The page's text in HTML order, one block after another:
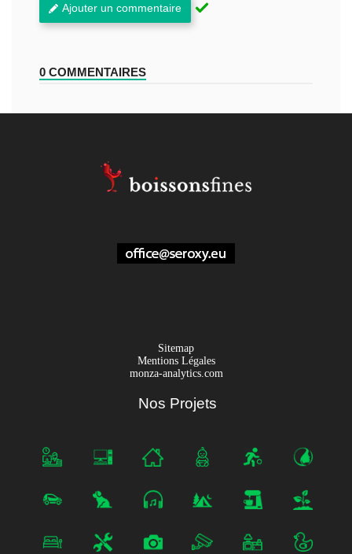
Ajouter un commentaire
0 COMMENTAIRES
Sitemap
Mentions Légales
monza-analytics.com
Nos Projets